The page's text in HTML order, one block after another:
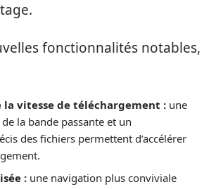
fonctionnalités notables,
vitesse de téléchargement : une
la bande passante et un
des fichiers permettent d’accélérer
: une navigation plus conviviale